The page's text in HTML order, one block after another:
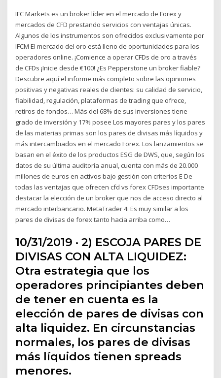
IFC Markets es un broker líder en el mercado de Forex y
mercados de CFD prestando servicios con ventajas únicas.
Algunos de los instrumentos son ofrecidos exclusivamente por
IFCM El mercado del oro está lleno de oportunidades para los
operadores online. ¡Comience a operar CFDs de oro a través
de CFDs ¡Inicie desde €100! ¿Es Pepperstone un broker fiable?
Descubre aquí el informe más completo sobre las opiniones
positivas y negativas reales de clientes: su calidad de servicio,
fiabilidad, regulación, plataformas de trading que ofrece,
retiros de fondos… Más del 68% de sus inversiones tiene
grado de inversión y 17% posee Los mayores pares y los pares
de las materias primas son los pares de divisas más líquidos y
más intercambiados en el mercado Forex. Los lanzamientos se
basan en el éxito de los productos ESG de DWS, que, según los
datos de su última auditoría anual, cuenta con más de 20.000
millones de euros en activos bajo gestión con criterios E De
todas las ventajas que ofrecen cfd vs forex CFDses importante
destacar la elección de un broker que nos de acceso directo al
mercado interbancario. MetaTrader 4: Es muy similar a los
pares de divisas de forex tanto hacia arriba como…
10/31/2019 · 2) ESCOJA PARES DE
DIVISAS CON ALTA LIQUIDEZ:
Otra estrategia que los
operadores principiantes deben
de tener en cuenta es la
elección de pares de divisas con
alta liquidez. En circunstancias
normales, los pares de divisas
más líquidos tienen spreads
menores.